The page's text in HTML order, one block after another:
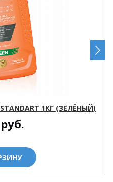
1КГ (ЗЕЛЁНЫЙ)
руб.